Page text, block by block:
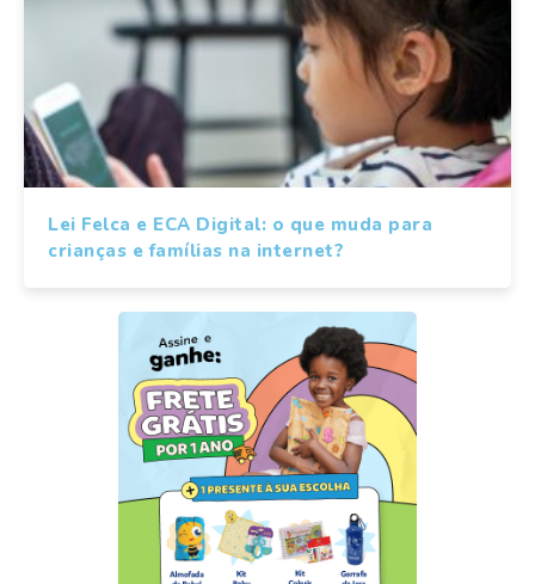
Lei Felca e ECA Digital: o que muda para
crianças e famílias na internet?